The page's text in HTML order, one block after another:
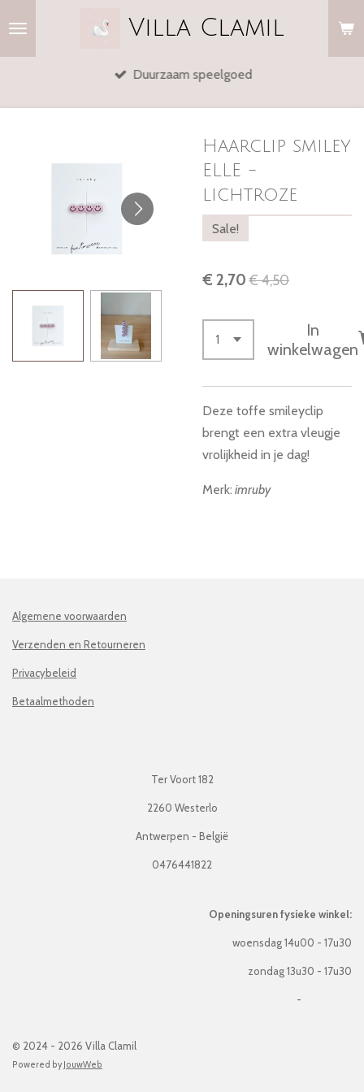
hoofdinhoud
Villa Clamil
Duurzaam speelgoed
Haarclip smiley
ELLE -
lichtroze
Sale!
€ 2,70 € 4,50
In
winkelwagen
Deze toffe smileyclip
brengt een extra vleugje
vrolijkheid in je dag!
Merk: imruby
Algemene voorwaarden
Verzenden en Retourneren
Privacybeleid
Betaalmethoden
Ter Voort 182
2260 Westerlo
Antwerpen - België
0476441822
Openingsuren fysieke winkel:
woensdag 14u00 - 17u30
zondag 13u30 - 17u30
-
© 2024 - 2026 Villa Clamil
Powered byJouwWeb